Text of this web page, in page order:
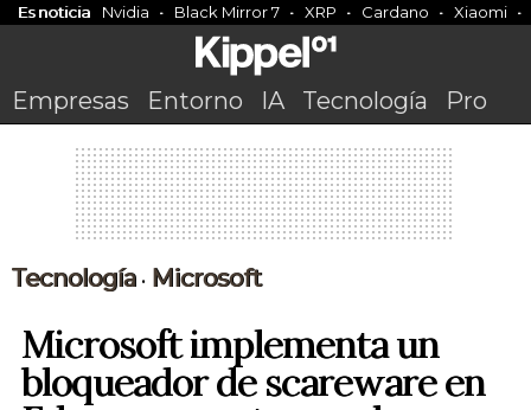
Es noticia Nvidia Black Mirror 7 XRP Cardano Xiaomi
Empresas Entorno IA Tecnología Pro
Tecnología• Microsoft
Microsoft implementa un
bloqueador de scareware en